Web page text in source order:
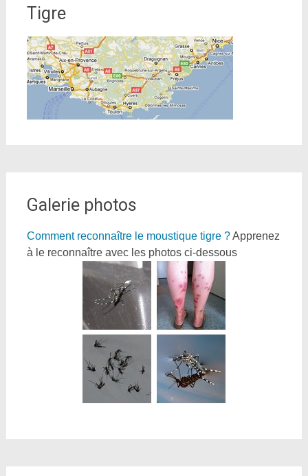
Tigre
Galerie photos
Comment reconnaître le moustique tigre ?Apprenez
à le reconnaître avec les photos ci-dessous